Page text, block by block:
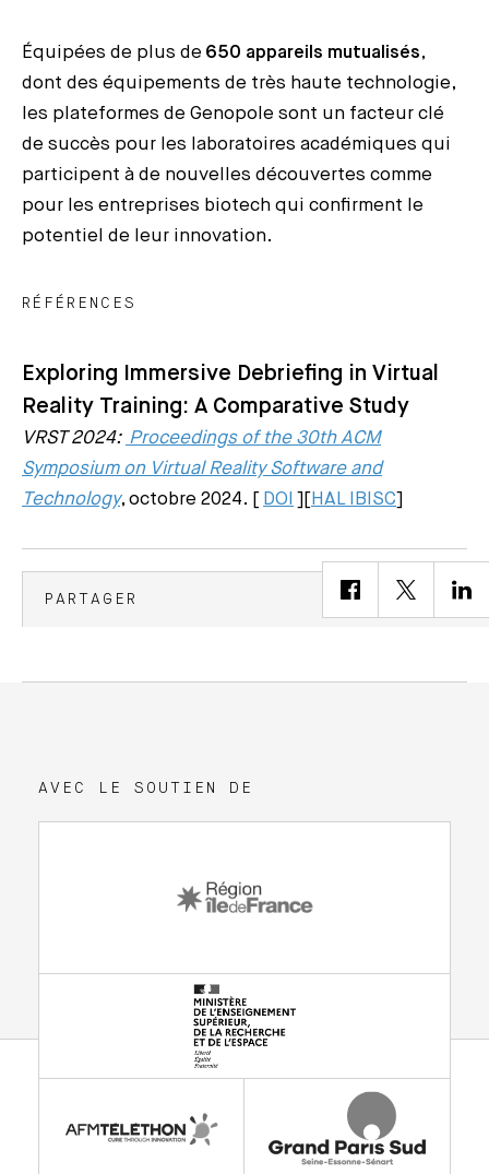
Équipées de plus de 650 appareils mutualisés,
dont des équipements de très haute technologie,
les plateformes de Genopole sont un facteur clé
de succès pour les laboratoires académiques qui
participent à de nouvelles découvertes comme
pour les entreprises biotech qui confirment le
potentiel de leur innovation.
RÉFÉRENCES
Exploring Immersive Debriefing in Virtual
Reality Training: A Comparative Study
VRST 2024: Proceedings of the 30th ACM
Symposium on Virtual Reality Software and
Technology, octobre 2024. [ DOI ][ HAL IBISC]
PARTAGER
AVEC LE SOUTIEN DE